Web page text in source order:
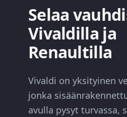
Selaa
Vivaldilla ja
Renaultilla
Vivaldi on yksityinen
jonka
avulla pysyt turvassa,